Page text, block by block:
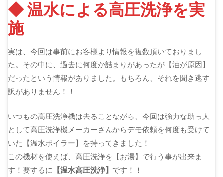
◆ 温水による高圧洗浄を実
施
実は、今回は事前にお客様より情報を複数頂いておりまし
た。その中に、過去に何度か詰まりがあったが【油が原因】
だったという情報がありました。もちろん、それを聞き逃す
訳がありません！！
いつもの高圧洗浄機は去ることながら、今回は強力な助っ人
として高圧洗浄機メーカーさんからデモ依頼を何度も受けて
いた【温水ボイラー】を持ってきました！
この機材を使えば、高圧洗浄を【お湯】で行う事が出来ま
す！要するに 【温水高圧洗浄】 です！！